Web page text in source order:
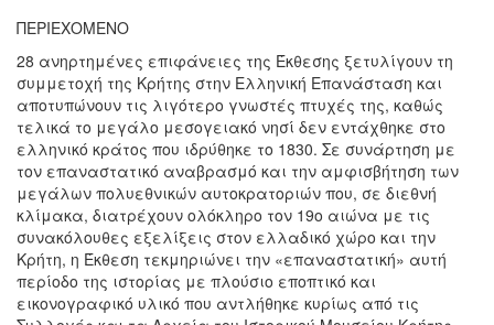
ΠΕΡΙΕΧΟΜΕΝΟ
28 ανηρτημένες επιφάνειες της Έκθεσης ξετυλίγουν τη
συμμετοχή της Κρήτης στην Ελληνική Επανάσταση και
αποτυπώνουν τις λιγότερο γνωστές πτυχές της, καθώς
τελικά το μεγάλο μεσογειακό νησί δεν εντάχθηκε στο
ελληνικό κράτος που ιδρύθηκε το 1830. Σε συνάρτηση με
τον επαναστατικό αναβρασμό και την αμφισβήτηση των
μεγάλων πολυεθνικών αυτοκρατοριών που, σε διεθνή
κλίμακα, διατρέχουν ολόκληρο τον 19ο αιώνα με τις
συνακόλουθες εξελίξεις στον ελλαδικό χώρο και την
Κρήτη, η Έκθεση τεκμηριώνει την «επαναστατική» αυτή
περίοδο της ιστορίας με πλούσιο εποπτικό και
εικονογραφικό υλικό που αντλήθηκε κυρίως από τις